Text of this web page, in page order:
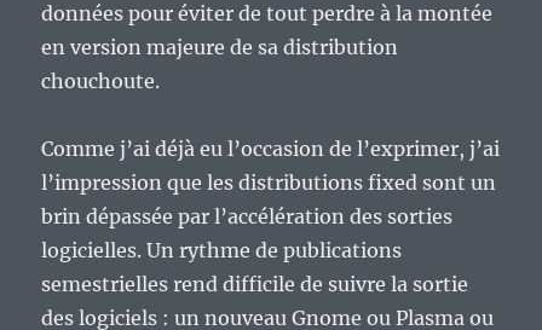
données pour éviter de tout perdre à la montée
en version majeure de sa distribution
chouchoute.
Comme j’ai déjà eu l’occasion de l’exprimer, j’ai
l’impression que les distributions fixed sont un
brin dépassée par l’accélération des sorties
logicielles. Un rythme de publications
semestrielles rend difficile de suivre la sortie
des logiciels : un nouveau Gnome ou Plasma ou